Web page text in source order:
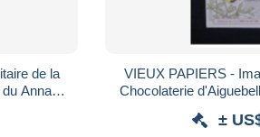
de la
Annam
VIEUX PAPIERS -
Chocolaterie
±